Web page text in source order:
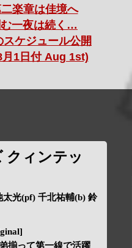
楽章は佳境へ
一夜は続く…
スケジュール公開
月1日付 Aug 1st)
クィンテッ
太光(pf) 千北祐輔(b) 鈴
揃って第一線で活躍